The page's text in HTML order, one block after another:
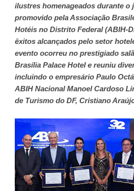
ilustres homenageados durante o
promovido pela Associação
Hotéis no Distrito Federal (ABIH-
êxitos alcançados pelo setor
evento ocorreu no prestigiado
Brasília Palace Hotel e reuniu
incluindo o empresário Paulo
ABIH Nacional Manoel Cardoso
de Turismo do DF, Cristiano